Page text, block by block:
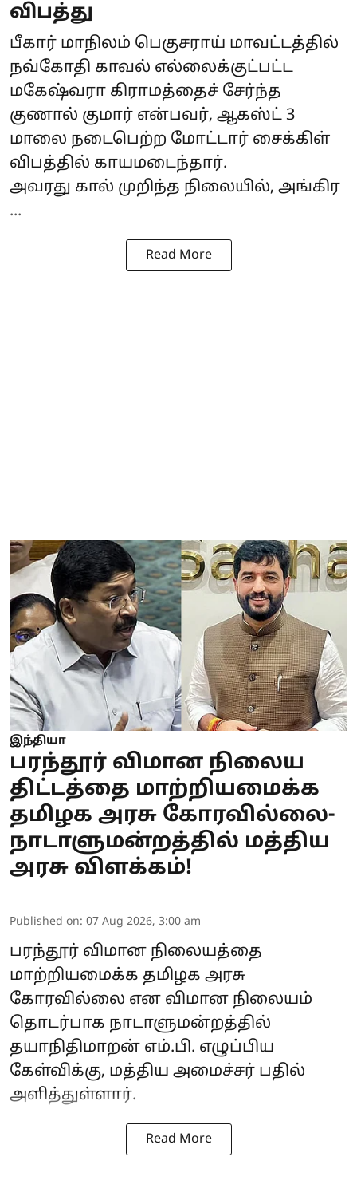
விபத்து
பீகார் மாநிலம் பெகுசராய் மாவட்டத்தில்
நவ்கோதி காவல் எல்லைக்குட்பட்ட
மகேஷ்வரா கிராமத்தைச் சேர்ந்த
குணால் குமார் என்பவர், ஆகஸ்ட் 3
மாலை நடைபெற்ற மோட்டார் சைக்கிள்
விபத்தில் காயமடைந்தார்.
அவரது கால் முறிந்த நிலையில், அங்கிர
...
Read More
இந்தியா
பரந்தூர் விமான நிலைய
திட்டத்தை மாற்றியமைக்க
தமிழக அரசு கோரவில்லை-
நாடாளுமன்றத்தில் மத்திய
அரசு விளக்கம்!
Published on: 07 Aug 2026, 3:00 am
பரந்தூர் விமான நிலையத்தை
மாற்றியமைக்க தமிழக அரசு
கோரவில்லை என விமான நிலையம்
தொடர்பாக நாடாளுமன்றத்தில்
தயாநிதிமாறன் எம்.பி. எழுப்பிய
கேள்விக்கு, மத்திய அமைச்சர் பதில்
அளித்துள்ளார்.
Read More